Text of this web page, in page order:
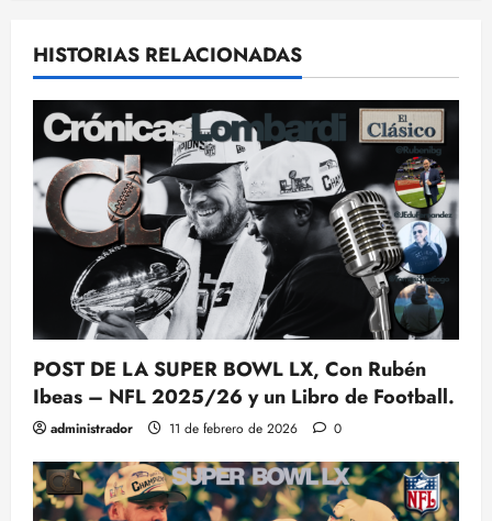
HISTORIAS RELACIONADAS
POST DE LA SUPER BOWL LX, Con Rubén
Ibeas – NFL 2025/26 y un Libro de Football.
administrador 11 de febrero de 2026 0